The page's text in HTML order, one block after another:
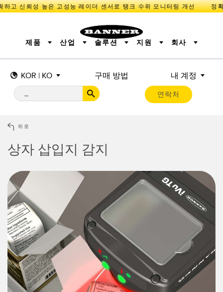
하고 신뢰성 높은 고성능 레이더 센서로 탱크 수위 모니터링 개선
KOR | KO 구매 방법 내 계정
연락처
제품
센서 측정 솔루션
조명 및 표시기
기계 안전
산업용 무선
MONITORING SOLUTIONS
신제품 SNAP SIGNAL
센서
광전 센서
레이저 거리 측정
측정 어레이
3D 비행 시간(ToF)
레이더 센서
산업 솔루션
IIOT 및 스마트 팩토리
스마트 센서
장비 보호
PICK-TO-LIGHT
PREDICTIVE MAINTENANCE
IIOT 및 스마트 팩토리
Overall Equipment Effectiveness (OEE)
기계 모니터링/전체 장비 효율성
공장 커뮤니케이션
부품, 정비 또는 팔레트 픽업 요청
선행 에지 감지
원격 모니터링
지원 회사
뒤로
상자 삽입지 감지